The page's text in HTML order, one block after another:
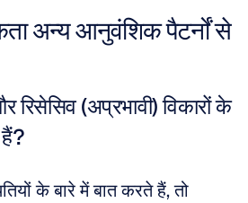
अन्य आनुवंशिक पैटर्नों से
रिसेसिव (अप्रभावी) विकारों के
के बारे में बात करते हैं, तो